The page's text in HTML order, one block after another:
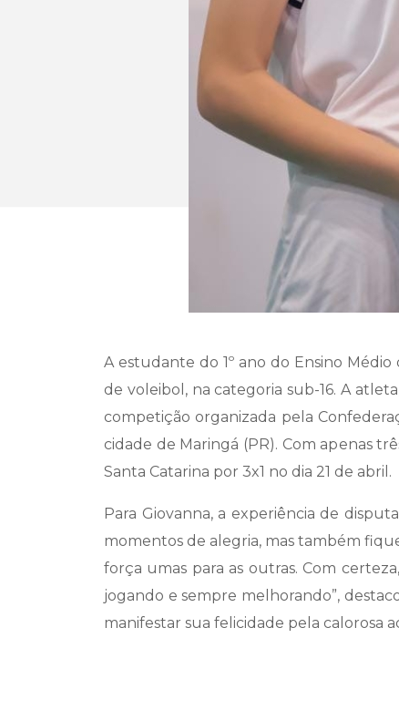
A estudante do 1º ano do Ensino Médio
de voleibol, na categoria sub-16. A
competição organizada pela
cidade de Maringá (PR). Com apenas
Santa Catarina por 3x1 no dia 21 de abril.
Para Giovanna, a experiência de
momentos de alegria, mas também
força umas para as outras. Com
jogando e sempre melhorando”,
manifestar sua felicidade pela calorosa